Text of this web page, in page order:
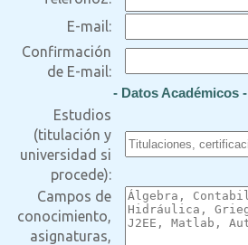
E-mail:
Confirmación
de E-mail:
- Datos Académicos -
Estudios
(titulación y
universidad si
procede):
Campos de
conocimiento,
asignaturas,